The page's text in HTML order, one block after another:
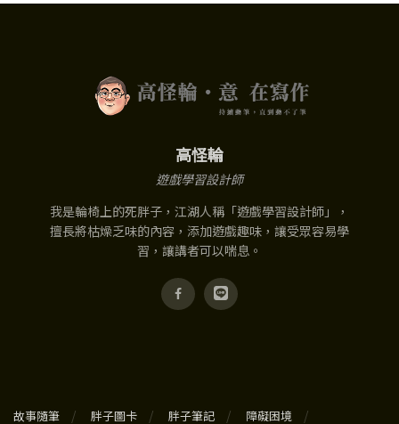
高怪輪
遊戲學習設計師
我是輪椅上的死胖子，江湖人稱「遊戲學習設計師」，
擅長將枯燥乏味的內容，添加遊戲趣味，讓受眾容易學
習，讓講者可以喘息。
故事隨筆 胖子圖卡 胖子筆記 障礙困境